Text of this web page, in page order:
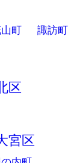
町 諏訪町
区
宮区